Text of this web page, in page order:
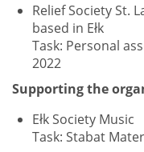
Relief Society St.
based in Ełk
Task: Personal
2022
Supporting the
Ełk Society Music
Task: Stabat